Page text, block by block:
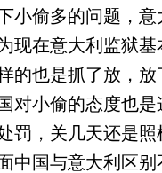
小偷多的问题，意
现在意大利监狱基
的也是抓了放，
对小偷的态度也是
罚，关几天还是照
中国与意大利区别